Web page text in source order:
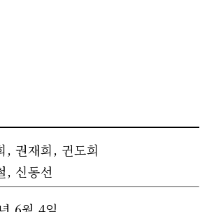
, 권재희, 귄도희
, 신동선